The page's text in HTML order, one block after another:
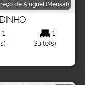
de Aluguel (Mensal)
1
1
Suíte(s)